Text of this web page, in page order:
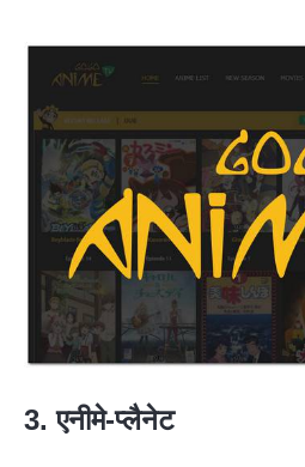
3. एनीमे-प्लैनेट